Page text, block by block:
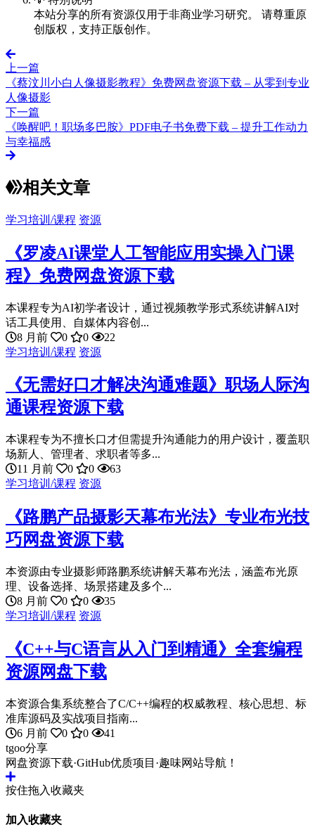
本站分享的所有资源仅用于非商业学习研究。 请尊重原
创版权，支持正版创作。
上一篇
《蔡汶川小白人像摄影教程》免费网盘资源下载 – 从零到专业
人像摄影
下一篇
《唤醒吧！职场多巴胺》PDF电子书免费下载 – 提升工作动力
与幸福感
相关文章
学习培训/课程 资源
《罗凌AI课堂人工智能应用实操入门课
程》免费网盘资源下载
本课程专为AI初学者设计，通过视频教学形式系统讲解AI对
话工具使用、自媒体内容创...
8 月前
0 0
22
学习培训/课程 资源
《无需好口才解决沟通难题》职场人际沟
通课程资源下载
本课程专为不擅长口才但需提升沟通能力的用户设计，覆盖职
场新人、管理者、求职者等多...
11 月前
0 0
63
学习培训/课程 资源
《路鹏产品摄影天幕布光法》专业布光技
巧网盘资源下载
本资源由专业摄影师路鹏系统讲解天幕布光法，涵盖布光原
理、设备选择、场景搭建及多个...
8 月前
0 0
35
学习培训/课程 资源
《C++与C语言从入门到精通》全套编程
资源网盘下载
本资源合集系统整合了C/C++编程的权威教程、核心思想、标
准库源码及实战项目指南...
6 月前
0 0
41
tgoo分享
网盘资源下载·GitHub优质项目·趣味网站导航！
按住拖入收藏夹
加入收藏夹